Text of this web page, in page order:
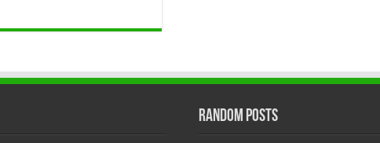
Random Posts